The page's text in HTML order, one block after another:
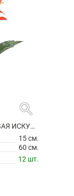
search
ГЕОРГИНА ОРАНЖЕВАЯ ИСКУССТВЕННАЯ
15 см.
60 см.
12 шт.